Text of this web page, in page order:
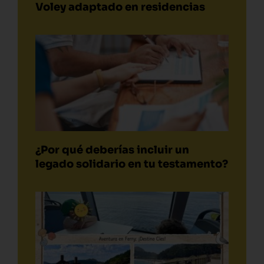
Voley adaptado en residencias
¿Por qué deberías incluir un
legado solidario en tu testamento?